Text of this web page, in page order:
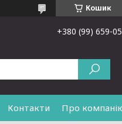
Кошик
+380 (99) 659-
Контакти Про